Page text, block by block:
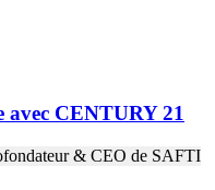
avec CENTURY 21